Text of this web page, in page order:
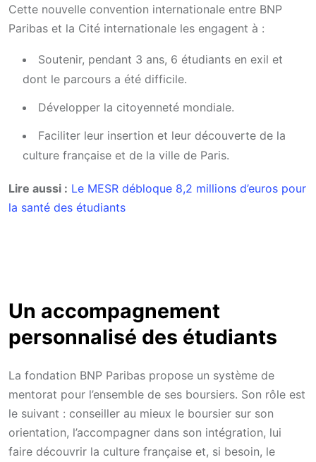
Cette nouvelle convention internationale entre BNP
Paribas et la Cité internationale les engagent à :
Soutenir, pendant 3 ans, 6 étudiants en exil et
dont le parcours a été difficile.
Développer la citoyenneté mondiale.
Faciliter leur insertion et leur découverte de la
culture française et de la ville de Paris.
Lire aussi : Le MESR débloque 8,2 millions d’euros pour
la santé des étudiants
Un accompagnement
personnalisé des étudiants
La fondation BNP Paribas propose un système de
mentorat pour l’ensemble de ses boursiers. Son rôle est
le suivant : conseiller au mieux le boursier sur son
orientation, l’accompagner dans son intégration, lui
faire découvrir la culture française et, si besoin, le